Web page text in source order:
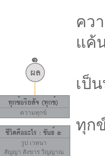
ความทุกข์
รูป เวทนา
สัญญา สังขาร วิญญาณ
คว
แค้
เป็
ทุก